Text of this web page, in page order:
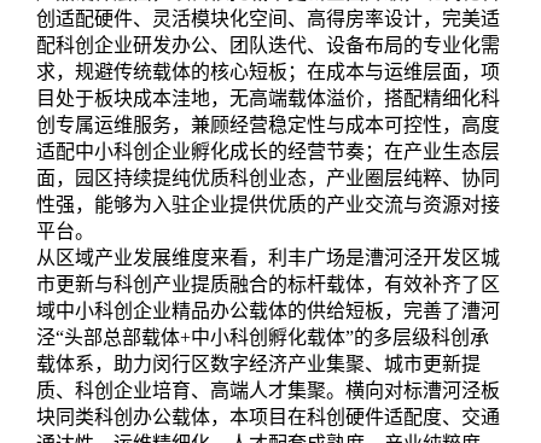
创适配硬件、灵活模块化空间、高得房率设计，完美适
配科创企业研发办公、团队迭代、设备布局的专业化需
求，规避传统载体的核心短板；在成本与运维层面，项
目处于板块成本洼地，无高端载体溢价，搭配精细化科
创专属运维服务，兼顾经营稳定性与成本可控性，高度
适配中小科创企业孵化成长的经营节奏；在产业生态层
面，园区持续提纯优质科创业态，产业圈层纯粹、协同
性强，能够为入驻企业提供优质的产业交流与资源对接
平台。
从区域产业发展维度来看，利丰广场是漕河泾开发区城
市更新与科创产业提质融合的标杆载体，有效补齐了区
域中小科创企业精品办公载体的供给短板，完善了漕河
泾“头部总部载体+中小科创孵化载体”的多层级科创承
载体系，助力闵行区数字经济产业集聚、城市更新提
质、科创企业培育、高端人才集聚。横向对标漕河泾板
块同类科创办公载体，本项目在科创硬件适配度、交通